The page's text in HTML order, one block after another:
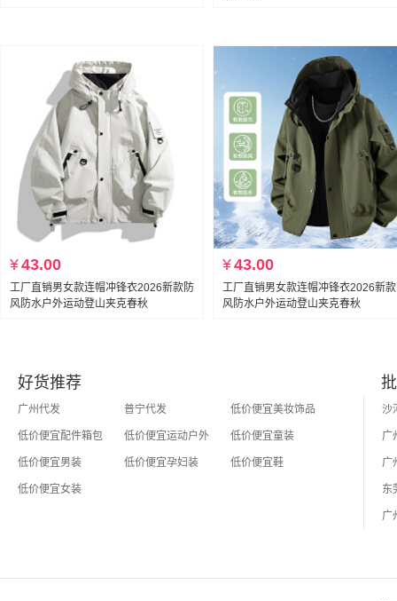
¥43.00
工厂直销男女款连帽冲锋衣2026新款防
风防水户外运动登山夹克春秋
¥43.00
工厂直销男女款连帽冲锋衣2026新
风防水户外运动登山夹克春秋
好货推荐
广州代发 普宁代发 低价便宜美妆饰品
低价便宜配件箱包 低价便宜运动户外 低价便宜童装
低价便宜男装 低价便宜孕妇装 低价便宜鞋
低价便宜女装